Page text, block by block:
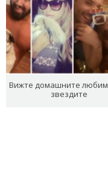
Вижте домашните
звездите